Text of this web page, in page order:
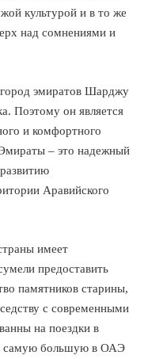
культурой и в то же
над сомнениями и
эмиратов Шарджу
Поэтому он является
и комфортного
– это надежный
Аравийского
имеет
предоставить
памятников старины,
с современными
на поездки в
самую большую в ОАЭ